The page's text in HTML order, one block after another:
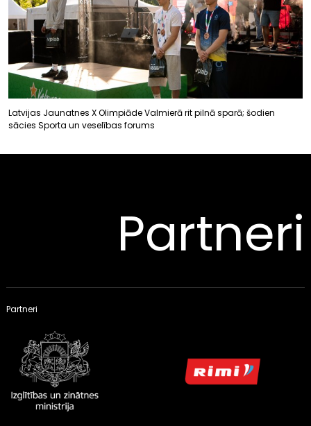
Latvijas Jaunatnes X Olimpiāde Valmierā rit pilnā sparā; šodien
sācies Sporta un veselības forums
Partneri
Partneri